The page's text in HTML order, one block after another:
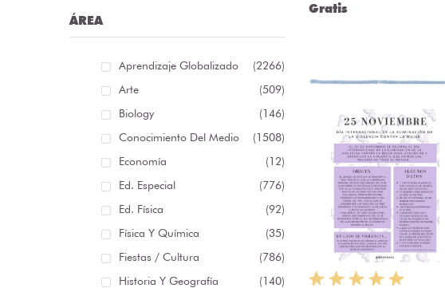
ÁREA
Aprendizaje Globalizado
(2266)
Arte
(509)
Biology
(146)
Conocimiento Del Medio
(1508)
Economía
(12)
Ed. Especial
(776)
Ed. Física
(92)
Física Y Química
(35)
Fiestas / Cultura
(786)
Historia Y Geografía
(140)
Gratis